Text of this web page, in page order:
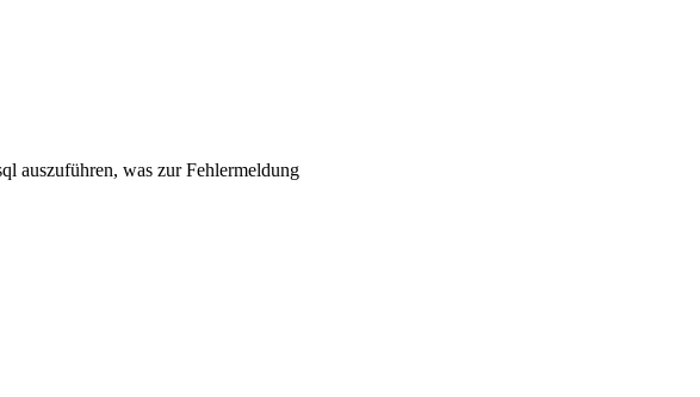
auszuführen, was zur Fehlermeldung